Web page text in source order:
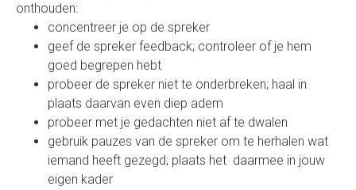
onthouden:
concentreer je op de spreker
geef de spreker feedback; controleer of je hem
goed begrepen hebt
probeer de spreker niet te onderbreken; haal in
plaats daarvan even diep adem
probeer met je gedachten niet af te dwalen
gebruik pauzes van de spreker om te herhalen wat
iemand heeft gezegd; plaats het daarmee in jouw
eigen kader